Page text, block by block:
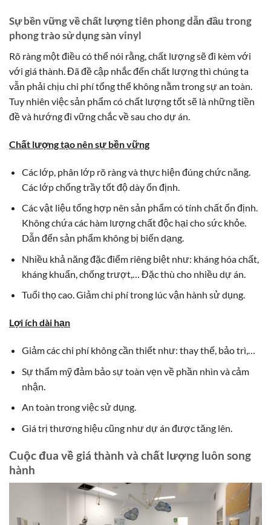
Sự bền vững về chất lượng tiên phong dẫn đầu trong
phong trào sử dụng sàn vinyl
Rõ ràng một điều có thể nói rằng, chất lượng sẽ đi kèm với
với giá thành. Đã đề cập nhắc đến chất lượng thì chúng ta
vẫn phải chịu chi phí tổng thể không nằm trong sự an toàn.
Tuy nhiên việc sản phẩm có chất lượng tốt sẽ là những tiền
đề và hướng đi vững chắc về sau cho dự án.
Chất lượng tạo nên sự bền vững
Các lớp, phân lớp rõ ràng và thực hiện đúng chức năng.
Các lớp chống trầy tốt độ dày ổn định.
Các vật liệu tổng hợp nên sản phẩm có tính chất ổn định.
Không chứa các hàm lượng chất độc hại cho sức khỏe.
Dẫn đến sản phẩm không bị biến dạng.
Nhiều khả năng đặc điểm riêng biệt như: kháng hóa chất,
kháng khuẩn, chống trượt,… Đặc thù cho nhiều dự án.
Tuổi thọ cao. Giảm chi phí trong lúc vận hành sử dụng.
Lợi ích dài hạn
Giảm các chi phí không cần thiết như: thay thế, bảo trì,…
Sự thẩm mỹ đảm bảo sự toàn vẹn về phần nhìn và cảm
nhận.
An toàn trong việc sử dụng.
Giá trị thương hiệu cũng như dự án được tăng lên.
Cuộc đua về giá thành và chất lượng luôn song
hành